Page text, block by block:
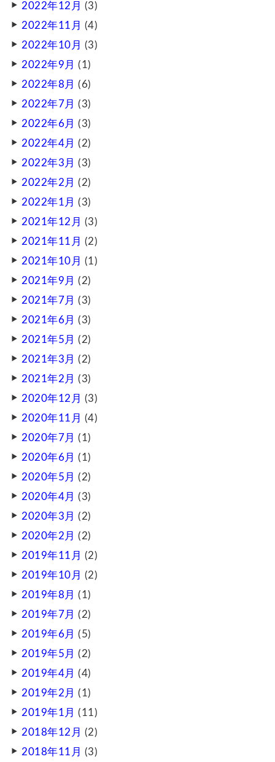
2022年12月 (3)
2022年11月 (4)
2022年10月 (3)
2022年9月 (1)
2022年8月 (6)
2022年7月 (3)
2022年6月 (3)
2022年4月 (2)
2022年3月 (3)
2022年2月 (2)
2022年1月 (3)
2021年12月 (3)
2021年11月 (2)
2021年10月 (1)
2021年9月 (2)
2021年7月 (3)
2021年6月 (3)
2021年5月 (2)
2021年3月 (2)
2021年2月 (3)
2020年12月 (3)
2020年11月 (4)
2020年7月 (1)
2020年6月 (1)
2020年5月 (2)
2020年4月 (3)
2020年3月 (2)
2020年2月 (2)
2019年11月 (2)
2019年10月 (2)
2019年8月 (1)
2019年7月 (2)
2019年6月 (5)
2019年5月 (2)
2019年4月 (4)
2019年2月 (1)
2019年1月 (11)
2018年12月 (2)
2018年11月 (3)